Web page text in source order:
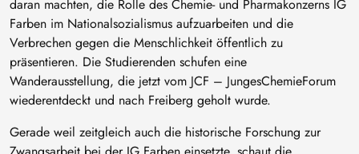
daran machten, die Rolle des Chemie- und Pharmakonzerns IG
Farben im Nationalsozialismus aufzuarbeiten und die
Verbrechen gegen die Menschlichkeit öffentlich zu
präsentieren. Die Studierenden schufen eine
Wanderausstellung, die jetzt vom JCF – JungesChemieForum
wiederentdeckt und nach Freiberg geholt wurde.
Gerade weil zeitgleich auch die historische Forschung zur